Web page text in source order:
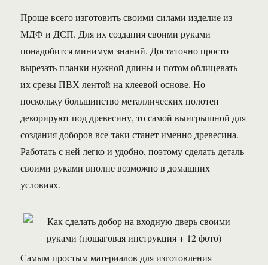
Проще всего изготовить своими силами изделие из
МДФ и ДСП. Для их создания своими руками
понадобится минимум знаний. Достаточно просто
вырезать планки нужной длины и потом облицевать
их срезы ПВХ лентой на клеевой основе. Но
поскольку большинство металлических полотен
декорируют под древесину, то самой выигрышной для
создания доборов все-таки станет именно древесина.
Работать с ней легко и удобно, поэтому сделать деталь
своими руками вполне возможно в домашних
условиях.
Самым простым материалов для изготовления